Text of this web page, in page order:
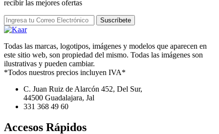
recibir las mejores ofertas
Suscríbete
Todas las marcas, logotipos, imágenes y modelos que aparecen en
este sitio web, son propiedad del mismo. Todas las imágenes son
ilustrativas y pueden cambiar.
*Todos nuestros precios incluyen IVA*
C. Juan Ruiz de Alarcón 452, Del Sur,
44500 Guadalajara, Jal
331 368 49 60
Accesos Rápidos